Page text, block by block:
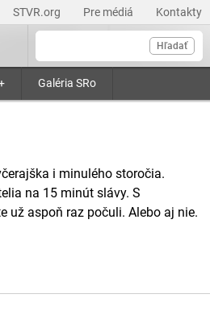
STVR.org Pre médiá Kontakty
Hľadať
Galéria SRo
i minulého storočia.
na 15 minút slávy. S
už aspoň raz počuli. Alebo aj nie.